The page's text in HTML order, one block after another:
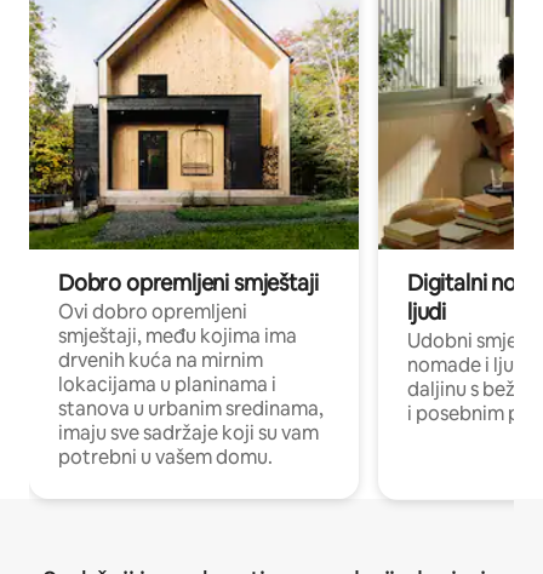
Dobro opremljeni smještaji
Ovi dobro opremljeni
smještaji, među kojima ima
drvenih kuća na mirnim
lokacijama u planinama i
stanova u urbanim sredinama,
imaju sve sadržaje koji su vam
potrebni u vašem domu.
Digitalni
ljudi
Udobni
nomade i ljude
daljinu s
i posebnim